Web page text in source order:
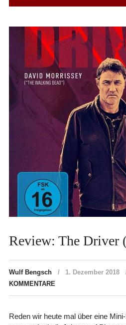
Review: The Driver
Wulf Bengsch 1. Dezember 2018
KOMMENTARE
Reden wir heute mal über eine